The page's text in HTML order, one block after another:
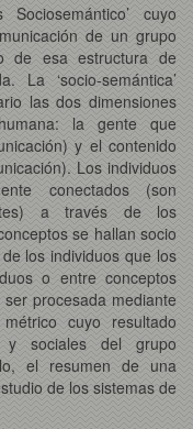
cuyo
de un grupo
de esa estructura de
La ‘socio-semántica’
las dos dimensiones
la gente que
y el contenido
Los individuos
conectados (son
a través de los
se hallan socio
los individuos que los
o entre conceptos
procesada mediante
cuyo resultado
y sociales del grupo
el resumen de una
de los sistemas de